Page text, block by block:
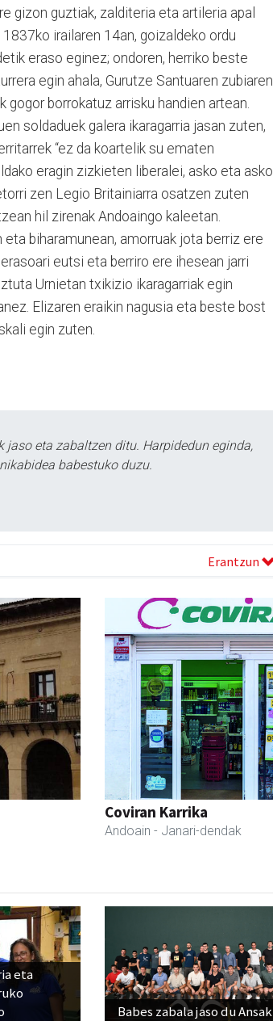
gizon guztiak, zalditeria eta artileria apal
irailaren 14an, goizaldeko ordu
eraso eginez; ondoren, herriko beste
egin ahala, Gurutze Santuaren zubiaren
borrokatuz arrisku handien artean.
soldaduek galera ikaragarria jasan zuten,
“ez da koartelik su ematen
eragin zizkieten liberalei, asko eta asko
zen Legio Britainiarra osatzen zuten
hil zirenak Andoaingo kaleetan.
biharamunean, amorruak jota berriz ere
eutsi eta berriro ere ihesean jarri
Urnietan txikizio ikaragarriak egin
Elizaren eraikin nagusia eta beste bost
egin zuten.
jaso eta zabaltzen ditu. Harpidedun eginda,
babestuko duzu.
Erantzun
Coviran Karrika
Andoain - Janari-dendak
eta
Babes zabala jaso du Ansak